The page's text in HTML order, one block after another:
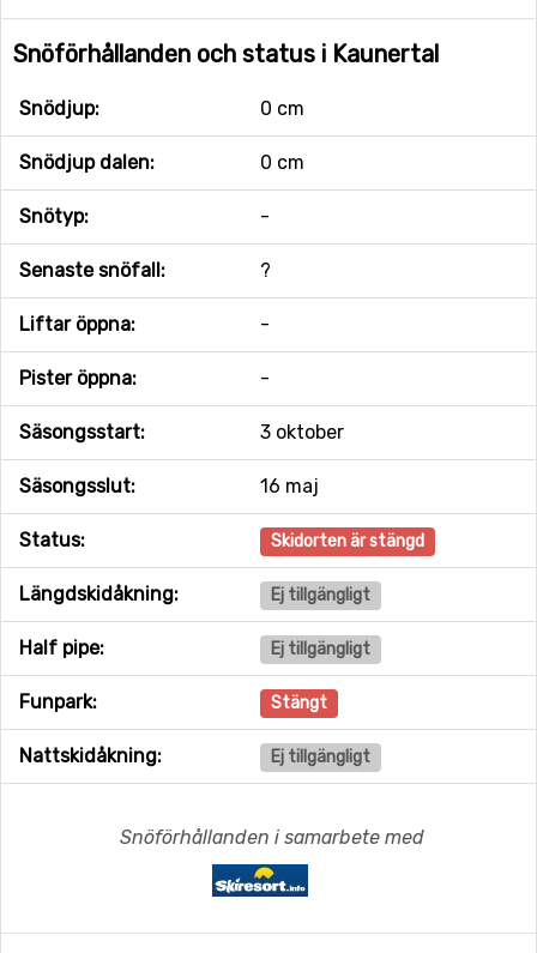
Snöförhållanden och status i Kaunertal
Snödjup: 0 cm
Snödjup dalen: 0 cm
Snötyp: -
Senaste snöfall: ?
Liftar öppna: -
Pister öppna: -
Säsongsstart: 3 oktober
Säsongsslut: 16 maj
Status: Skidorten är stängd
Längdskidåkning: Ej tillgängligt
Half pipe: Ej tillgängligt
Funpark: Stängt
Nattskidåkning: Ej tillgängligt
Snöförhållanden i samarbete med